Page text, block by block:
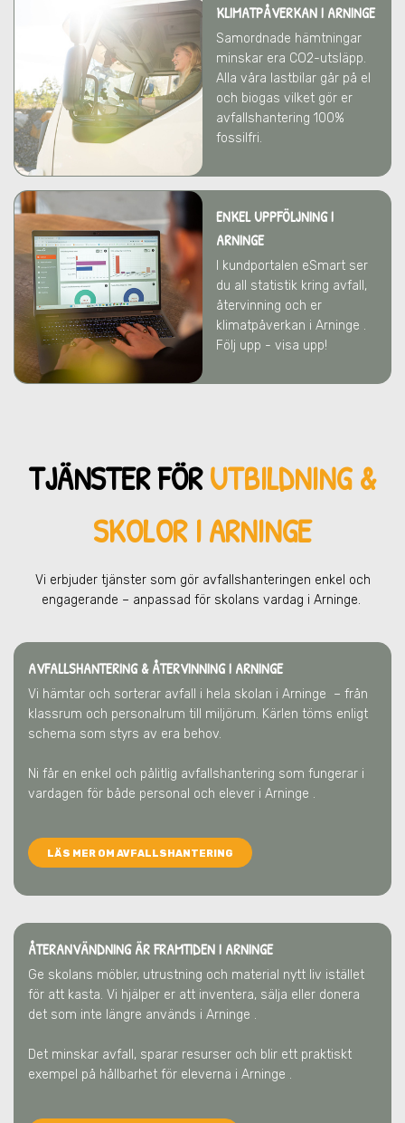
KLIMATPÅVERKANI ARNINGE
Samordnade hämtningar
minskar era CO2-utsläpp.
Alla våra lastbilar går på el
och biogas vilket gör er
avfallshantering 100%
fossilfri.
ENKEL UPPFÖLJNING I
ARNINGE
I kundportalen eSmart ser
du all statistik kring avfall,
återvinning och er
klimatpåverkan i Arninge .
Följ upp - visa upp!
TJÄNSTER FÖRUTBILDNING &
SKOLOR I ARNINGE
Vi erbjuder tjänster som gör avfallshanteringen enkel och
engagerande – anpassad för skolans vardag i Arninge.
AVFALLSHANTERING & ÅTERVINNINGI ARNINGE
Vi hämtar och sorterar avfall i hela skolan i Arninge – från
klassrum och personalrum till miljörum. Kärlen töms enligt
schema som styrs av era behov.
Ni får en enkel och pålitlig avfallshantering som fungerar i
vardagen för både personal och elever i Arninge .
LÄS MER OM AVFALLSHANTERING
ÅTERANVÄNDNING ÄR FRAMTIDENI ARNINGE
Ge skolans möbler, utrustning och material nytt liv istället
för att kasta. Vi hjälper er att inventera, sälja eller donera
det som inte längre används i Arninge .
Det minskar avfall, sparar resurser och blir ett praktiskt
exempel på hållbarhet för eleverna i Arninge .